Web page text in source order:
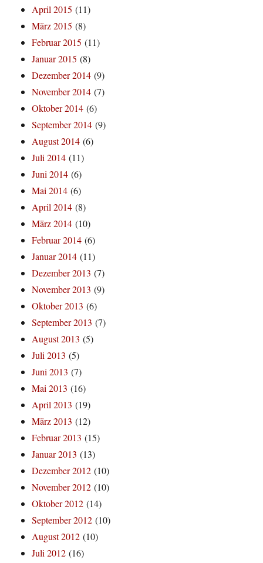
April 2015 (11)
März 2015 (8)
Februar 2015 (11)
Januar 2015 (8)
Dezember 2014 (9)
November 2014 (7)
Oktober 2014 (6)
September 2014 (9)
August 2014 (6)
Juli 2014 (11)
Juni 2014 (6)
Mai 2014 (6)
April 2014 (8)
März 2014 (10)
Februar 2014 (6)
Januar 2014 (11)
Dezember 2013 (7)
November 2013 (9)
Oktober 2013 (6)
September 2013 (7)
August 2013 (5)
Juli 2013 (5)
Juni 2013 (7)
Mai 2013 (16)
April 2013 (19)
März 2013 (12)
Februar 2013 (15)
Januar 2013 (13)
Dezember 2012 (10)
November 2012 (10)
Oktober 2012 (14)
September 2012 (10)
August 2012 (10)
Juli 2012 (16)